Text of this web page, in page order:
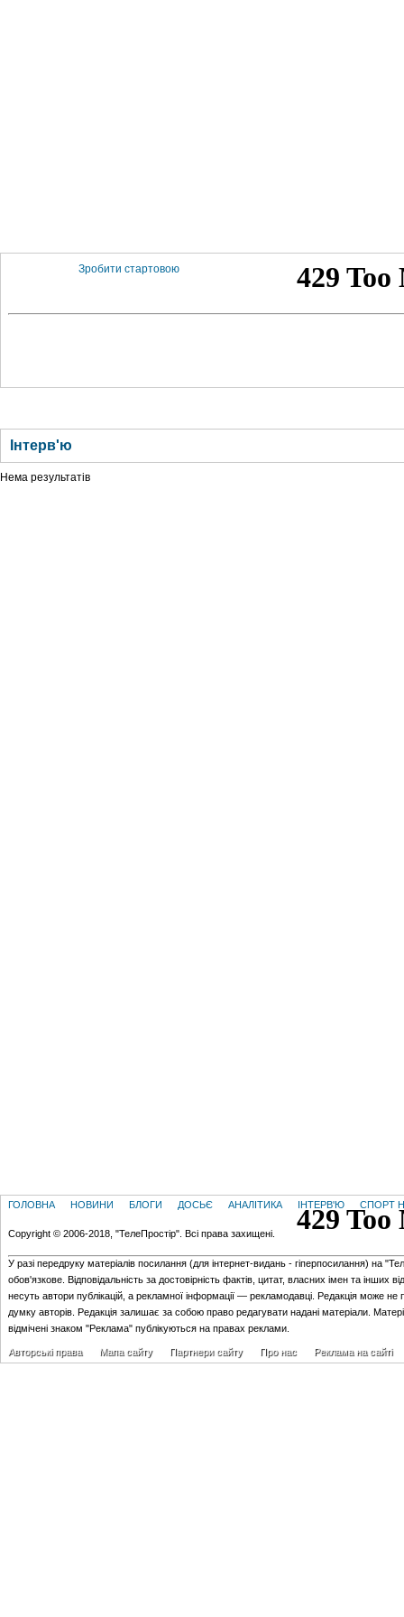
Зробити стартовою
Інтерв'ю
Нема результатів
ГОЛОВНА НОВИНИ БЛОГИ ДОСЬЄ АНАЛІТИКА ІНТЕРВ'Ю СПОРТ
Copyright © 2006-2018, "ТелеПростір". Всі права захищені.
У разі передруку матеріалів посилання (для iнтернет-видань - гiперпосилання) на
обов'язкове. Відповідальність за достовірність фактів, цитат, власних імен та інших
несуть автори публікацій, а рекламної інформації — рекламодавці. Редакція може не
думку авторів. Редакція залишає за собою право редагувати надані матеріали.
відмічені знаком "Реклама" публікуються на правах реклами.
Авторські права Мапа сайту Партнери сайту Про нас Реклама на сайті